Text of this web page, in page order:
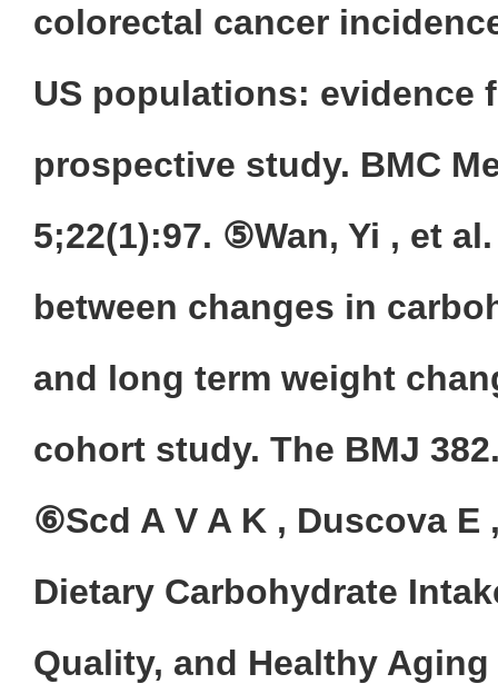
colorectal cancer
US populations: evidence
prospective study. BMC
5;22(1):97. ⑤Wan, Yi , et
between changes in
and long term weight
cohort study. The BMJ
⑥Scd A V A K , Duscova E
Dietary Carbohydrate
Quality, and Healthy